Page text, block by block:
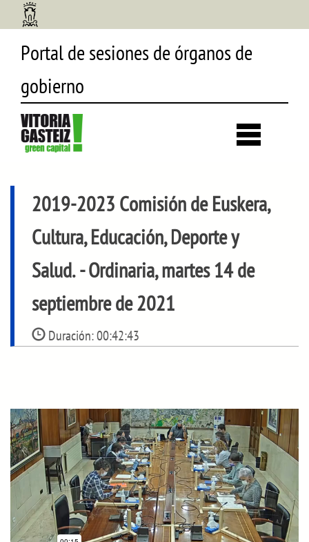
Portal de sesiones de órganos de
gobierno
2019-2023 Comisión de Euskera,
Cultura, Educación, Deporte y
Salud.- Ordinaria, martes 14 de
septiembre de 2021
Duración:00:42:43